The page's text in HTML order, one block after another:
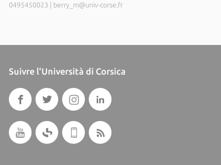
0495450023 | berry_m@univ-corse.fr
Suivre l'Università di Corsica